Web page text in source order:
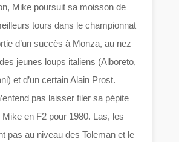
Mike poursuit sa moisson de
tours dans le championnat
d’un succès à Monza, au nez
jeunes loups italiens (Alboreto,
et d’un certain Alain Prost.
pas laisser filer sa pépite
en F2 pour 1980. Las, les
pas au niveau des Toleman et le